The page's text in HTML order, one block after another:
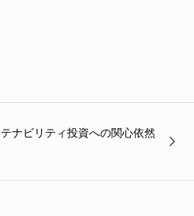
ナビリティ投資への関心依然